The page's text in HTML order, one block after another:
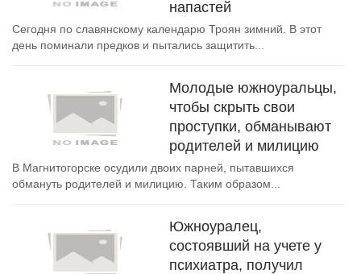
напастей
Сегодня по славянскому календарю Троян зимний. В этот
день поминали предков и пытались защитить...
Молодые южноуральцы,
чтобы скрыть свои
проступки, обманывают
родителей и милицию
В Магнитогорске осудили двоих парней, пытавшихся
обмануть родителей и милицию. Таким образом...
Южноуралец,
состоявший на учете у
психиатра, получил